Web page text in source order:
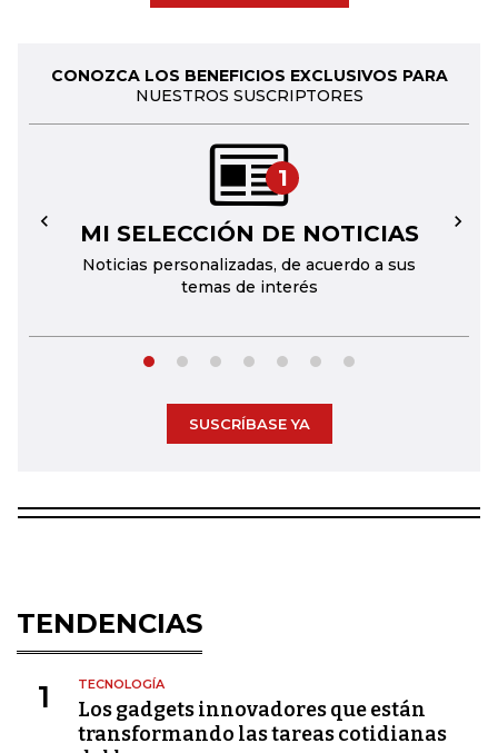
CONOZCA LOS BENEFICIOS EXCLUSIVOS PARA
NUESTROS SUSCRIPTORES
1
MI SELECCIÓN DE NOTICIAS
Noticias personalizadas, de acuerdo a sus
temas de interés
← →
SUSCRÍBASE YA
TENDENCIAS
1 TECNOLOGÍA
Los gadgets innovadores que están
transformando las tareas cotidianas